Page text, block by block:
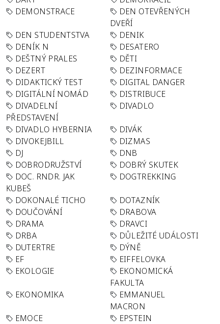
DEMONSTRACE
DEN OTEVŘENÝCH
DVEŘÍ
DEN STUDENTSTVA
DENIK
DENÍK N
DESATERO
DEŠTNÝ PRALES
DĚTI
DEZERT
DEZINFORMACE
DIDAKTICKÝ TEST
DIGITAL DANGER
DIGITÁLNÍ NOMÁD
DISTRIBUCE
DIVADELNÍ
PŘEDSTAVENÍ
DIVADLO
DIVADLO HYBERNIA
DIVÁK
DIVOKEJBILL
DIZMAS
DJ
DNB
DOBRODRUŽSTVÍ
DOBRÝ SKUTEK
DOC. RNDR. JAK
KUBEŠ
DOGTREKKING
DOKONALÉ TICHO
DOTAZNÍK
DOUČOVÁNÍ
DRABOVA
DRAMA
DRAVCI
DRBA
DŮLEŽITÉ UDÁLOSTI
DUTERTRE
DÝNĚ
EF
EIFFELOVKA
EKOLOGIE
EKONOMICKÁ
FAKULTA
EKONOMIKA
EMMANUEL
MACRON
EMOCE
EPSTEIN